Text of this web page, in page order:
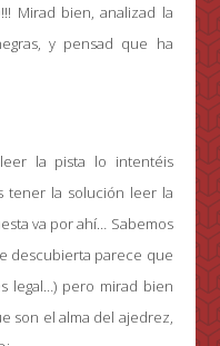
Mirad bien, analizad la
y pensad que ha
la pista lo intentéis
tener la solución leer la
va por ahí… Sabemos
descubierta parece que
legal…) pero mirad bien
son el alma del ajedrez,